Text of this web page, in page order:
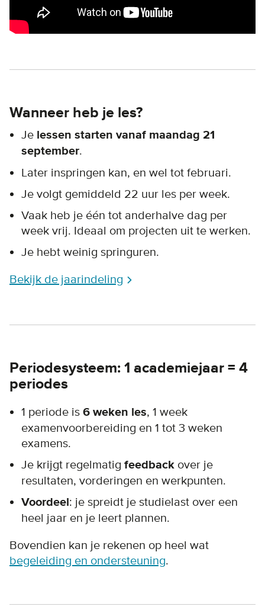
Wanneer heb je les?
Je lessen starten vanaf maandag 21
september.
Later inspringen kan, en wel tot februari.
Je volgt gemiddeld 22 uur les per week.
Vaak heb je één tot anderhalve dag per
week vrij. Ideaal om projecten uit te werken.
Je hebt weinig springuren.
Bekijk de jaarindeling
Periodesysteem: 1 academiejaar = 4
periodes
1 periode is 6 weken les, 1 week
examenvoorbereiding en 1 tot 3 weken
examens.
Je krijgt regelmatig feedback over je
resultaten, vorderingen en werkpunten.
Voordeel: je spreidt je studielast over een
heel jaar en je leert plannen.
Bovendien kan je rekenen op heel wat
begeleiding en ondersteuning.